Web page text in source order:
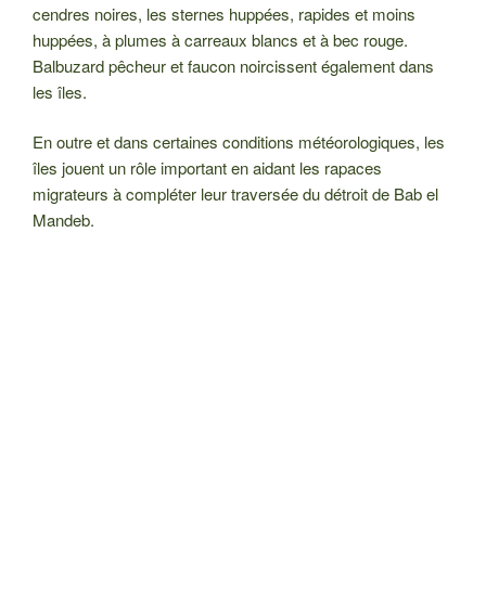
cendres noires, les sternes huppées, rapides et moins
huppées, à plumes à carreaux blancs et à bec rouge.
Balbuzard pêcheur et faucon noircissent également dans
les îles.
En outre et dans certaines conditions météorologiques, les
îles jouent un rôle important en aidant les rapaces
migrateurs à compléter leur traversée du détroit de Bab el
Mandeb.